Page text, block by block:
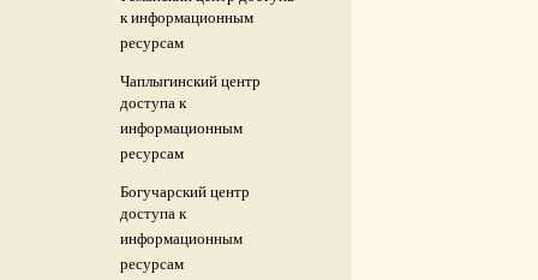
к информационным
ресурсам
Чаплыгинский центр
доступа к
информационным
ресурсам
Богучарский центр
доступа к
информационным
ресурсам